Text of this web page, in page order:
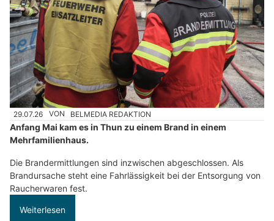
29.07.26 VON BELMEDIA REDAKTION
Anfang Mai kam es in Thun zu einem Brand in einem
Mehrfamilienhaus.
Die Brandermittlungen sind inzwischen abgeschlossen. Als
Brandursache steht eine Fahrlässigkeit bei der Entsorgung von
Raucherwaren fest.
Weiterlesen